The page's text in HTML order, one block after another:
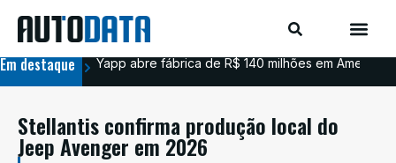
Em destaque Yapp abre fábrica de R$ 140 milhões em
Stellantis confirma produção local do
Jeep Avenger em 2026